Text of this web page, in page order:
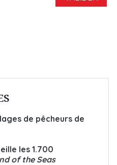
de pêcheurs de
les 1.700
of the Seas